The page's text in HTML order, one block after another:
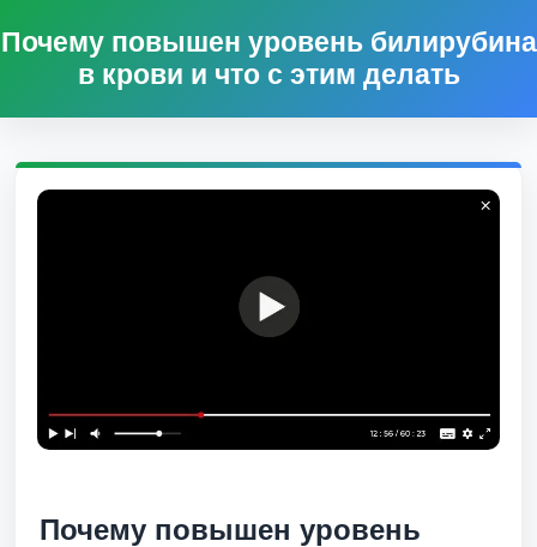
Почему повышен уровень билирубина
в крови и что с этим делать
Почему повышен уровень